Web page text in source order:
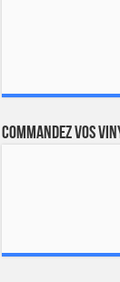
Commandez vos